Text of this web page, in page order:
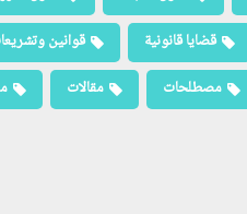
قضايا قانونية قوانين
مصطلحات مقالات